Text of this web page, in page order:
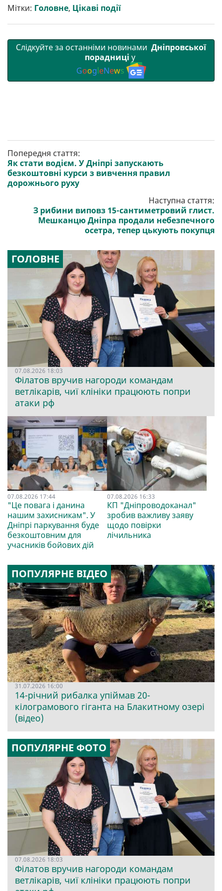
и k
a
m
p
p
Мітки: Головне, Цікаві події
Слідкуйте за останніми новинами Дніпровської
порадниці у
GoogleNews
Попередня стаття:
Як стати водієм. У Дніпрі запускають
безкоштовні курси з вивчення правил
дорожнього руху
Наступна стаття:
З рибини виповз 15-сантиметровий глист.
Мешканцю Дніпра продали небезпечного
осетра, тепер цькують покупця
ГОЛОВНЕ
07.08.2026 18:03
Філатов вручив нагороди командам
ветлікарів, чиї клініки працюють попри
атаки рф
07.08.2026 17:44
"Це повага і данина
нашим захисникам". У
Дніпрі паркування буде
безкоштовним для
учасників бойових дій
07.08.2026 16:33
КП "Дніпроводоканал"
зробив важливу заяву
щодо повірки
лічильника
ПОПУЛЯРНЕ ВІДЕО
31.07.2026 16:00
14-річний рибалка упіймав 20-
кілограмового гіганта на Блакитному озері
(відео)
ПОПУЛЯРНЕ ФОТО
07.08.2026 18:03
Філатов вручив нагороди командам
ветлікарів, чиї клініки працюють попри